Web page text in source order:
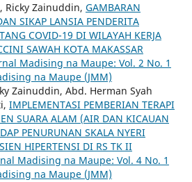
Ricky Zainuddin, GAMBARAN
SIKAP LANSIA PENDERITA
COVID-19 DI WILAYAH KERJA
SAWAH KOTA MAKASSAR
Madising na Maupe: Vol. 2 No. 1
na Maupe (JMM)
Zainuddin, Abd. Herman Syah
IMPLEMENTASI PEMBERIAN TERAPI
SUARA ALAM (AIR DAN KICAUAN
PENURUNAN SKALA NYERI
HIPERTENSI DI RS TK II
Madising na Maupe: Vol. 4 No. 1
na Maupe (JMM)